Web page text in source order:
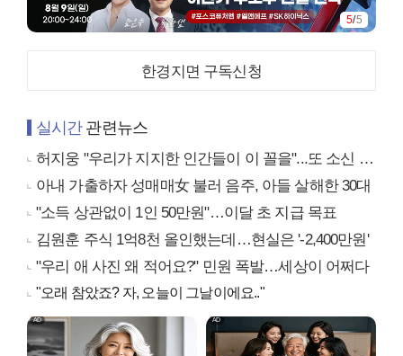
1/5
한경지면 구독신청
실시간관련뉴스
허지웅 "우리가 지지한 인간들이 이 꼴을"...또 소신 발언
아내 가출하자 성매매女 불러 음주, 아들 살해한 30대
"소득 상관없이 1인 50만원"…이달 초 지급 목표
김원훈 주식 1억8천 올인했는데…현실은 '-2,400만원'
"우리 애 사진 왜 적어요?" 민원 폭발…세상이 어쩌다
"오래 참았죠? 자, 오늘이 그날이에요.."